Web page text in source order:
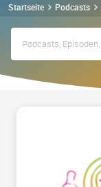
Startseite Podcasts